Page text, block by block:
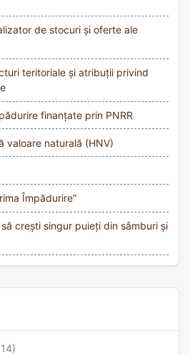
de stocuri și oferte ale
teritoriale și atribuții privind
finanțate prin PNRR
valoare naturală (HNV)
Împădurire”
crești singur puieți din sâmburi și